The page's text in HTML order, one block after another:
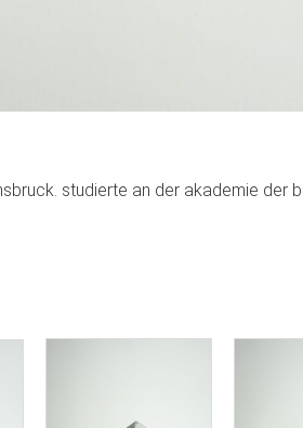
studierte an der akademie der